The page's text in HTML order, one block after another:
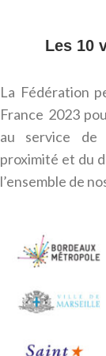
Les 10
La Fédération
France 2023
au service de
proximité et du
l’ensemble de